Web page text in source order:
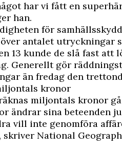
har vi fått en
han.
för
antalet utryckningar
13 kunde de slå fast att
Generellt gör
än fredag den
kronor
miljontals kronor
ändrar sina beteenden
vill inte genomföra
skriver National